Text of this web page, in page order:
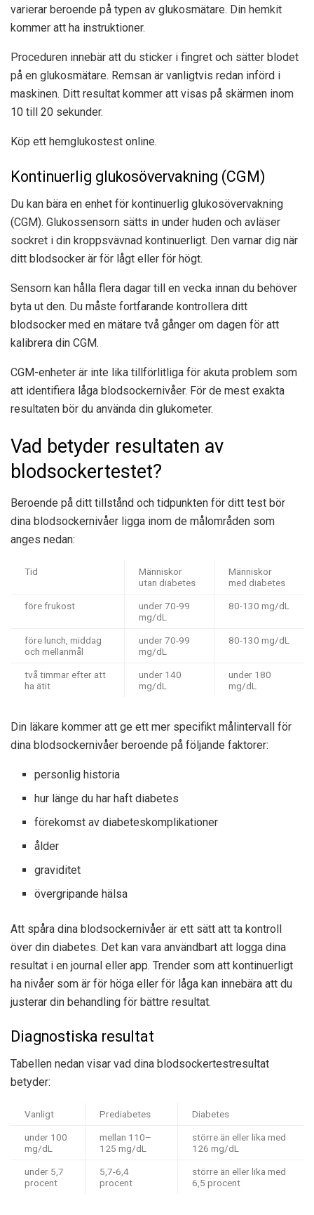
varierar beroende på typen av glukosmätare. Din hemkit
kommer att ha instruktioner.
Proceduren innebär att du sticker i fingret och sätter blodet
på en glukosmätare. Remsan är vanligtvis redan införd i
maskinen. Ditt resultat kommer att visas på skärmen inom
10 till 20 sekunder.
Köp ett hemglukostest online.
Kontinuerlig glukosövervakning (CGM)
Du kan bära en enhet för kontinuerlig glukosövervakning
(CGM). Glukossensorn sätts in under huden och avläser
sockret i din kroppsvävnad kontinuerligt. Den varnar dig när
ditt blodsocker är för lågt eller för högt.
Sensorn kan hålla flera dagar till en vecka innan du behöver
byta ut den. Du måste fortfarande kontrollera ditt
blodsocker med en mätare två gånger om dagen för att
kalibrera din CGM.
CGM-enheter är inte lika tillförlitliga för akuta problem som
att identifiera låga blodsockernivåer. För de mest exakta
resultaten bör du använda din glukometer.
Vad betyder resultaten av
blodsockertestet?
Beroende på ditt tillstånd och tidpunkten för ditt test bör
dina blodsockernivåer ligga inom de målområden som
anges nedan:
Tid
Människor
utan diabetes
Människor
med diabetes
före frukost
under 70-99
mg/dL
80-130 mg/dL
före lunch, middag
och mellanmål
under 70-99
mg/dL
80-130 mg/dL
två timmar efter att
ha ätit
under 140
mg/dL
under 180
mg/dL
Din läkare kommer att ge ett mer specifikt målintervall för
dina blodsockernivåer beroende på följande faktorer:
personlig historia
hur länge du har haft diabetes
förekomst av diabeteskomplikationer
ålder
graviditet
övergripande hälsa
Att spåra dina blodsockernivåer är ett sätt att ta kontroll
över din diabetes. Det kan vara användbart att logga dina
resultat i en journal eller app. Trender som att kontinuerligt
ha nivåer som är för höga eller för låga kan innebära att du
justerar din behandling för bättre resultat.
Diagnostiska resultat
Tabellen nedan visar vad dina blodsockertestresultat
betyder:
Vanligt Prediabetes Diabetes
under 100
mg/dL
mellan 110–
125 mg/dL
större än eller lika med
126 mg/dL
under 5,7
procent
5,7-6,4
procent
större än eller lika med
6,5 procent